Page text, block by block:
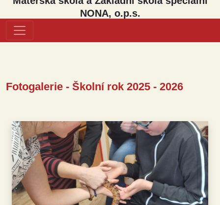
NONA, o.p.s.
Fotogalerie - Školní rok 2025 - 2026